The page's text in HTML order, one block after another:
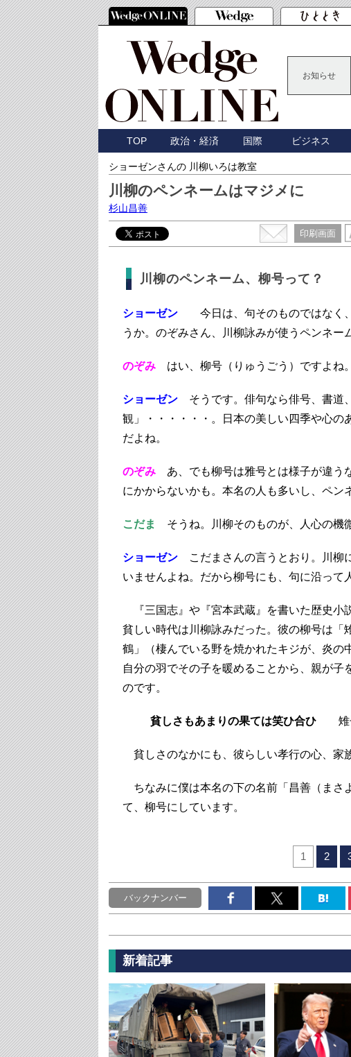
お知らせ
TOP 政治・経済 国際 ビジネス
ショーゼンさんの 川柳いろは教室
川柳のペンネームはマジメに
杉山昌善
印刷画面
川柳のペンネーム、柳号って？
ショーゼン 今日は、句そのものではなく、
うか。のぞみさん、川柳詠みが使うペンネ
のぞみ はい、柳号（りゅうごう）ですよね。
ショーゼン そうです。俳句なら俳号、書道
観」・・・・・・。日本の美しい四季や心の
だよね。
のぞみ あ、でも柳号は雅号とは様子が違う
にかからないかも。本名の人も多いし、ペン
こだま そうね。川柳そのものが、人心の機
ショーゼン こだまさんの言うとおり。川柳
いませんよね。だから柳号にも、句に沿って
『三国志』や『宮本武蔵』を書いた歴史小
貧しい時代は川柳詠みだった。彼の柳号は
鶴」（棲んでいる野を焼かれたキジが、炎の
自分の羽でその子を暖めることから、親が
のです。
貧しさもあまりの果ては笑ひ合ひ 雉
貧しさのなかにも、彼らしい孝行の心、家
ちなみに僕は本名の下の名前「昌善（まさ
て、柳号にしています。
1 2
バックナンバー
新着記事